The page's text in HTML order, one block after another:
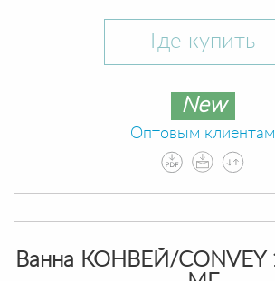
Где купить
New
Оптовым клиентам
Ванна КОНВЕЙ/CONVEY